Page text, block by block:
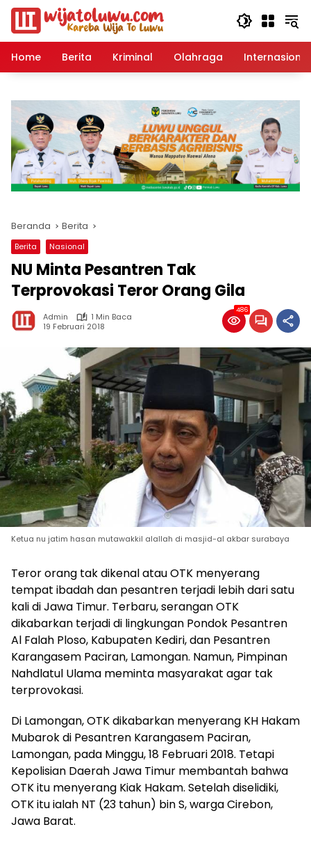
Langsung
konten
Home
Berita Kriminal Olahraga Internasional
Beranda Berita
Berita Nasional
NU Minta Pesantren Tak
Terprovokasi Teror Orang Gila
Admin
1 Min Baca
19 Februari 2018
486
Ketua nu jatim hasan mutawakkil alallah di masjid-al akbar surabaya
Teror orang tak dikenal atau OTK menyerang
tempat ibadah dan pesantren terjadi lebih dari satu
kali di Jawa Timur. Terbaru, serangan OTK
dikabarkan terjadi di lingkungan Pondok Pesantren
Al Falah Ploso, Kabupaten Kediri, dan Pesantren
Karangasem Paciran, Lamongan. Namun, Pimpinan
Nahdlatul Ulama meminta masyarakat agar tak
terprovokasi.
Di Lamongan, OTK dikabarkan menyerang KH Hakam
Mubarok di Pesantren Karangasem Paciran,
Lamongan, pada Minggu, 18 Februari 2018. Tetapi
Kepolisian Daerah Jawa Timur membantah bahwa
OTK itu menyerang Kiak Hakam. Setelah diselidiki,
OTK itu ialah NT (23 tahun) bin S, warga Cirebon,
Jawa Barat.